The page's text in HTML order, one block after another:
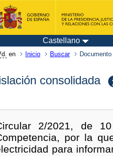
Castellano
en Inicio Buscar
consolidada
2/2021, de
por la
para